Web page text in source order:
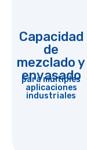
Capacidad
de
mezclado y
envasado
para múltiples
aplicaciones
industriales